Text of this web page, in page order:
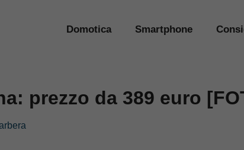
Domotica Smartphone
prezzo da 389 euro